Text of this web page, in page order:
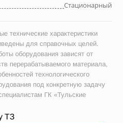
Стационарный
технические характеристики
для справочных целей.
оборудования зависят от
перерабатываемого материала,
технологического
под конкретную задачу
ГК «Тульские
ТЗ